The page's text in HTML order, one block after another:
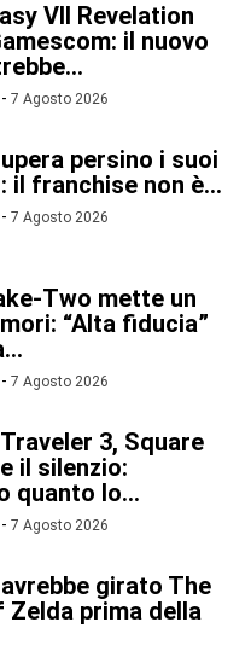
VII Revelation
il nuovo
- 7 Agosto 2026
persino i suoi
il franchise non è...
- 7 Agosto 2026
Two mette un
“Alta fiducia”
- 7 Agosto 2026
3, Square
il silenzio:
quanto lo...
- 7 Agosto 2026
girato The
Zelda prima della